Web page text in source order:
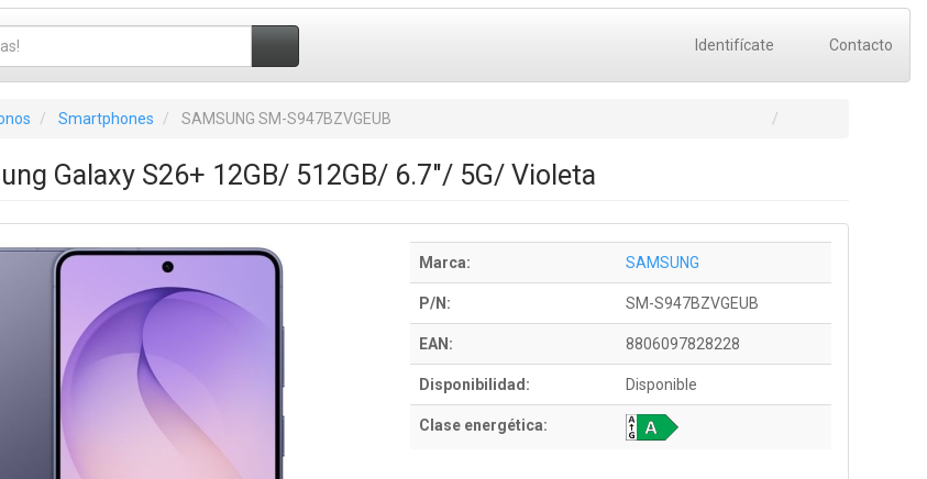
Identifícate Contacto
Smartphones SAMSUNG SM-S947BZVGEUB
Galaxy S26+ 12GB/ 512GB/ 6.7"/ 5G/ Violeta
Marca: SAMSUNG
P/N: SM-S947BZVGEUB
EAN: 8806097828228
Disponibilidad: Disponible
Clase energética: